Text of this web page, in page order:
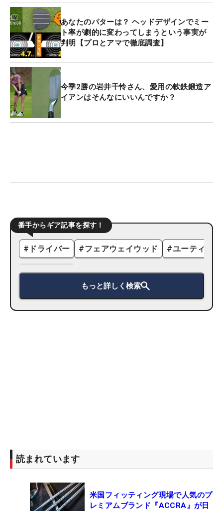
あなたのパターは？ ヘッドデザインでミー
ト率が劇的に変わってしまうという事実が
判明【プロとアマで徹底調査】
今季2勝の岩井千怜さん、愛用の軟鉄鍛造ア
イアンはそんなにいいんですか？
番手からギア記事を探す！
# ドライバー #フェアウェイウッド #ユーティリ
もっと詳しく検索
読まれています
米国フィッティング現場で人気のプ
レミアムブランド『ACCRA』が日